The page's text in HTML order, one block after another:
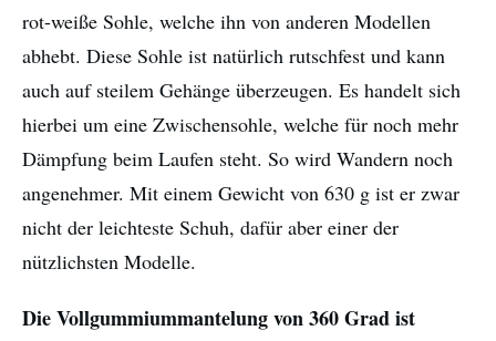
rot-weiße Sohle, welche ihn von anderen Modellen
abhebt. Diese Sohle ist natürlich rutschfest und kann
auch auf steilem Gehänge überzeugen. Es handelt sich
hierbei um eine Zwischensohle, welche für noch mehr
Dämpfung beim Laufen steht. So wird Wandern noch
angenehmer. Mit einem Gewicht von 630 g ist er zwar
nicht der leichteste Schuh, dafür aber einer der
nützlichsten Modelle.
Die Vollgummiummantelung von 360 Grad ist